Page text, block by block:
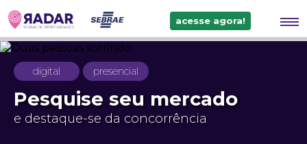
acesse agora!
digital presencial
Pesquise seu mercado
e destaque-se da concorrência